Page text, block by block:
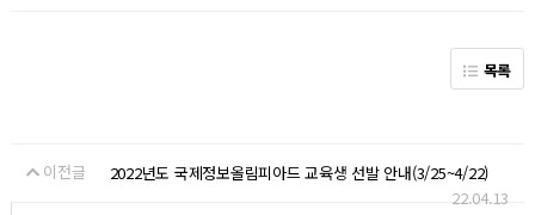
목록
이전글
2022년도 국제정보올림피아드 교육생 선발 안내(3/25~4/22)
22.04.13